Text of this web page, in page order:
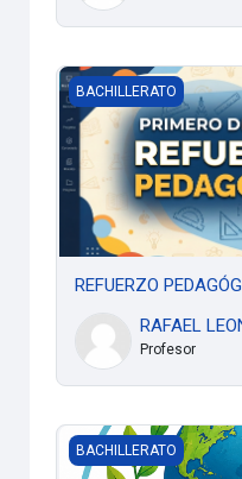
REFUERZO
BACHILLERATO
REFUERZO
RAFAEL
Profesor
Proyecto - Cambio
BACHILLERATO